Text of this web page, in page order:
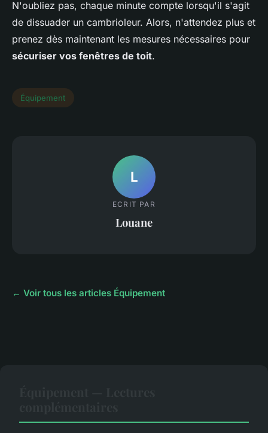
N'oubliez pas, chaque minute compte lorsqu'il s'agit
de dissuader un cambrioleur. Alors, n'attendez plus et
prenez dès maintenant les mesures nécessaires pour
sécuriser vos fenêtres de toit.
Équipement
L
ECRIT PAR
Louane
← Voir tous les articles Équipement